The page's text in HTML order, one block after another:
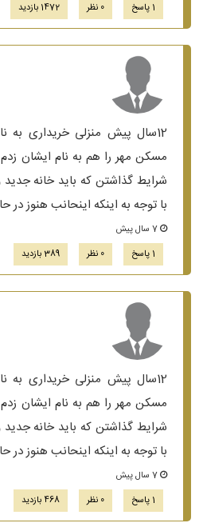
1 پاسخ
0 نظر 1472 بازدید
12سال پیش منزلی خریداری به
مسکن مهر را هم به نام ایشان
شرایط گذاشتن که باید خانه
با توجه به اینکه اینحانب هنوز در
1 پاسخ
0 نظر 389 بازدید
12سال پیش منزلی خریداری به
مسکن مهر را هم به نام ایشان
شرایط گذاشتن که باید خانه
با توجه به اینکه اینحانب هنوز در
1 پاسخ
0 نظر 468 بازدید